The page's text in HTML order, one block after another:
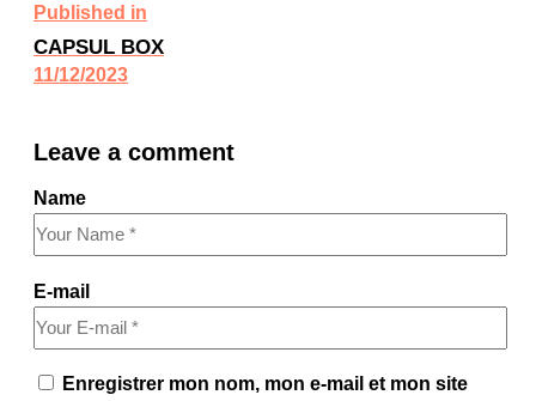
Published in
CAPSUL BOX
11/12/2023
Leave a comment
Name
E-mail
Enregistrer mon nom, mon e-mail et mon site